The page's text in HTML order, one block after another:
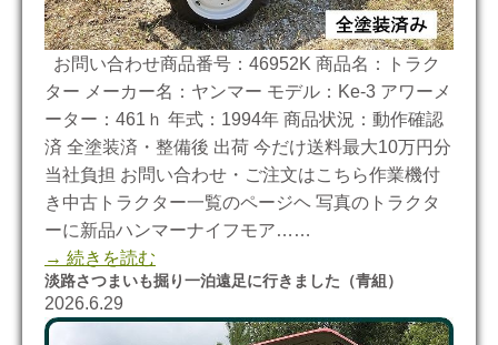
お問い合わせ商品番号：46952K 商品名：トラク
ター メーカー名：ヤンマー モデル：Ke-3 アワーメ
ーター：461ｈ 年式：1994年 商品状況：動作確認
済 全塗装済・整備後 出荷 今だけ送料最大10万円分
当社負担 お問い合わせ・ご注文はこちら作業機付
き中古トラクター一覧のページヘ 写真のトラクタ
ーに新品ハンマーナイフモア……
→ 続きを読む
淡路さつまいも掘り一泊遠足に行きました（青組）
2026.6.29